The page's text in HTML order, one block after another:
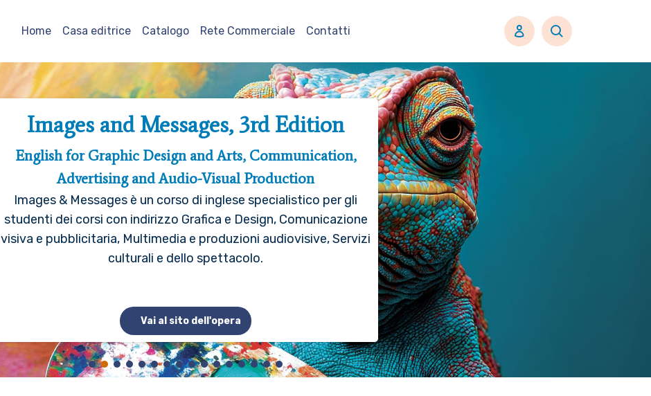
Home Casa editrice Catalogo Rete Commerciale Contatti
Images and Messages, 3rd Edition
English for Graphic Design and Arts, Communication,
Advertising and Audio-Visual Production
Images & Messages è un corso di inglese specialistico per gli
studenti dei corsi con indirizzo Grafica e Design, Comunicazione
visiva e pubblicitaria, Multimedia e produzioni audiovisive, Servizi
culturali e dello spettacolo.
Vai al sito dell'opera